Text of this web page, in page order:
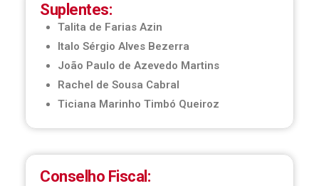
Suplentes:
Talita de Farias Azin
Italo Sérgio Alves Bezerra
João Paulo de Azevedo Martins
Rachel de Sousa Cabral
Ticiana Marinho Timbó Queiroz
Conselho Fiscal: